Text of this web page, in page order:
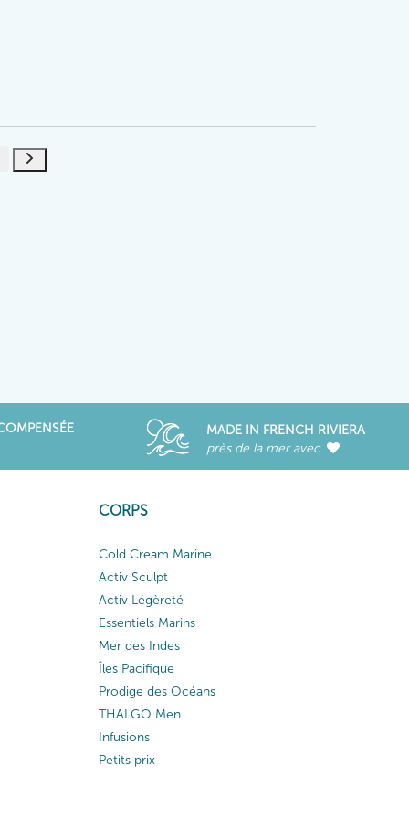
MADE IN FRENCH RIVIERA
près de la mer avec
CORPS
Cold Cream Marine
Activ Sculpt
Activ Légèreté
Essentiels Marins
Mer des Indes
Îles Pacifique
Prodige des Océans
THALGO Men
Infusions
Petits prix